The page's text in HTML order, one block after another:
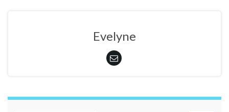
Evelyne